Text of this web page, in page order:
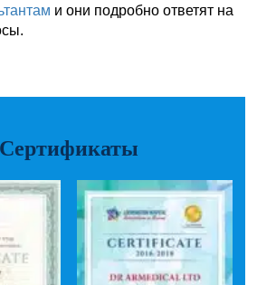
и они подробно ответят на
Сертификаты